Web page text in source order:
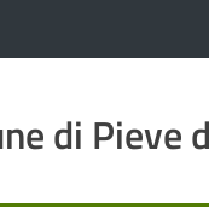
di Pieve